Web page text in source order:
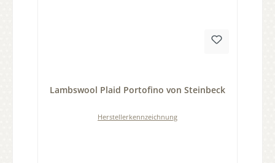
Lambswool Plaid Portofino von Steinbeck
Herstellerkennzeichnung